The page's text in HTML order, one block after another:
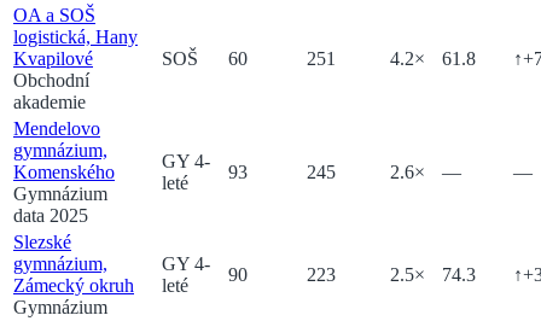
OA a SOŠ
logistická, Hany
Kvapilové
Obchodní
akademie
SOŠ 60 251 4.2× 61.8 ↑+
Mendelovo
gymnázium,
Komenského
Gymnázium
data 2025
GY 4-
leté
93 245 2.6× — —
Slezské
gymnázium,
Zámecký okruh
Gymnázium
GY 4-
leté
90 223 2.5× 74.3 ↑+